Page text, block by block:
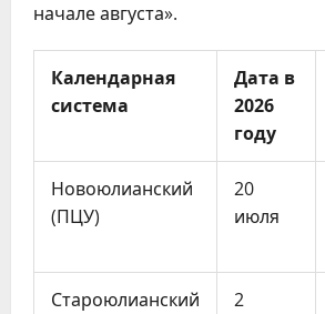
начале августа».
Календарная
система
Дата в
2026
году
Новоюлианский
(ПЦУ)
20
июля
Староюлианский
2